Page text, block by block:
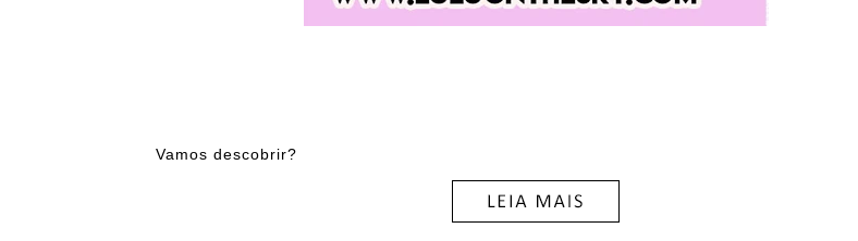
Vamos descobrir?